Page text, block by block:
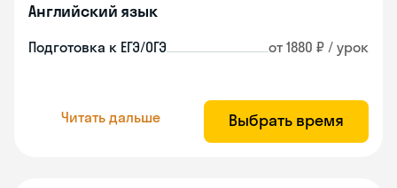
Английский язык
Подготовка к ЕГЭ/ОГЭ от 1880 ₽ / урок
Читать дальше Выбрать время